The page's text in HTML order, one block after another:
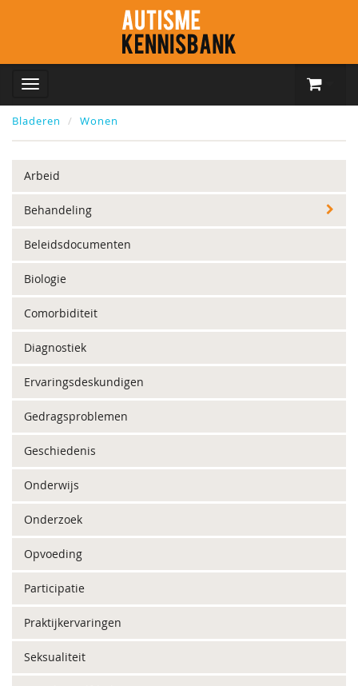
Bladeren Wonen
Arbeid
Behandeling
Beleidsdocumenten
Biologie
Comorbiditeit
Diagnostiek
Ervaringsdeskundigen
Gedragsproblemen
Geschiedenis
Onderwijs
Onderzoek
Opvoeding
Participatie
Praktijkervaringen
Seksualiteit